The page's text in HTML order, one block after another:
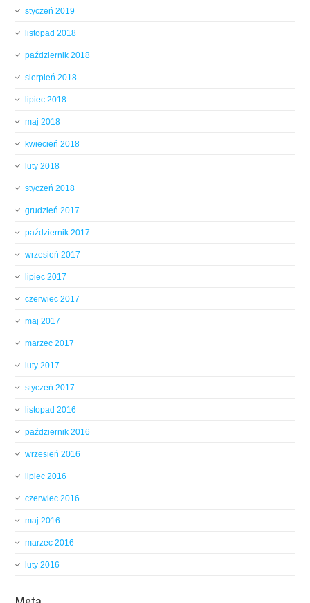
styczeń 2019
listopad 2018
październik 2018
sierpień 2018
lipiec 2018
maj 2018
kwiecień 2018
luty 2018
styczeń 2018
grudzień 2017
październik 2017
wrzesień 2017
lipiec 2017
czerwiec 2017
maj 2017
marzec 2017
luty 2017
styczeń 2017
listopad 2016
październik 2016
wrzesień 2016
lipiec 2016
czerwiec 2016
maj 2016
marzec 2016
luty 2016